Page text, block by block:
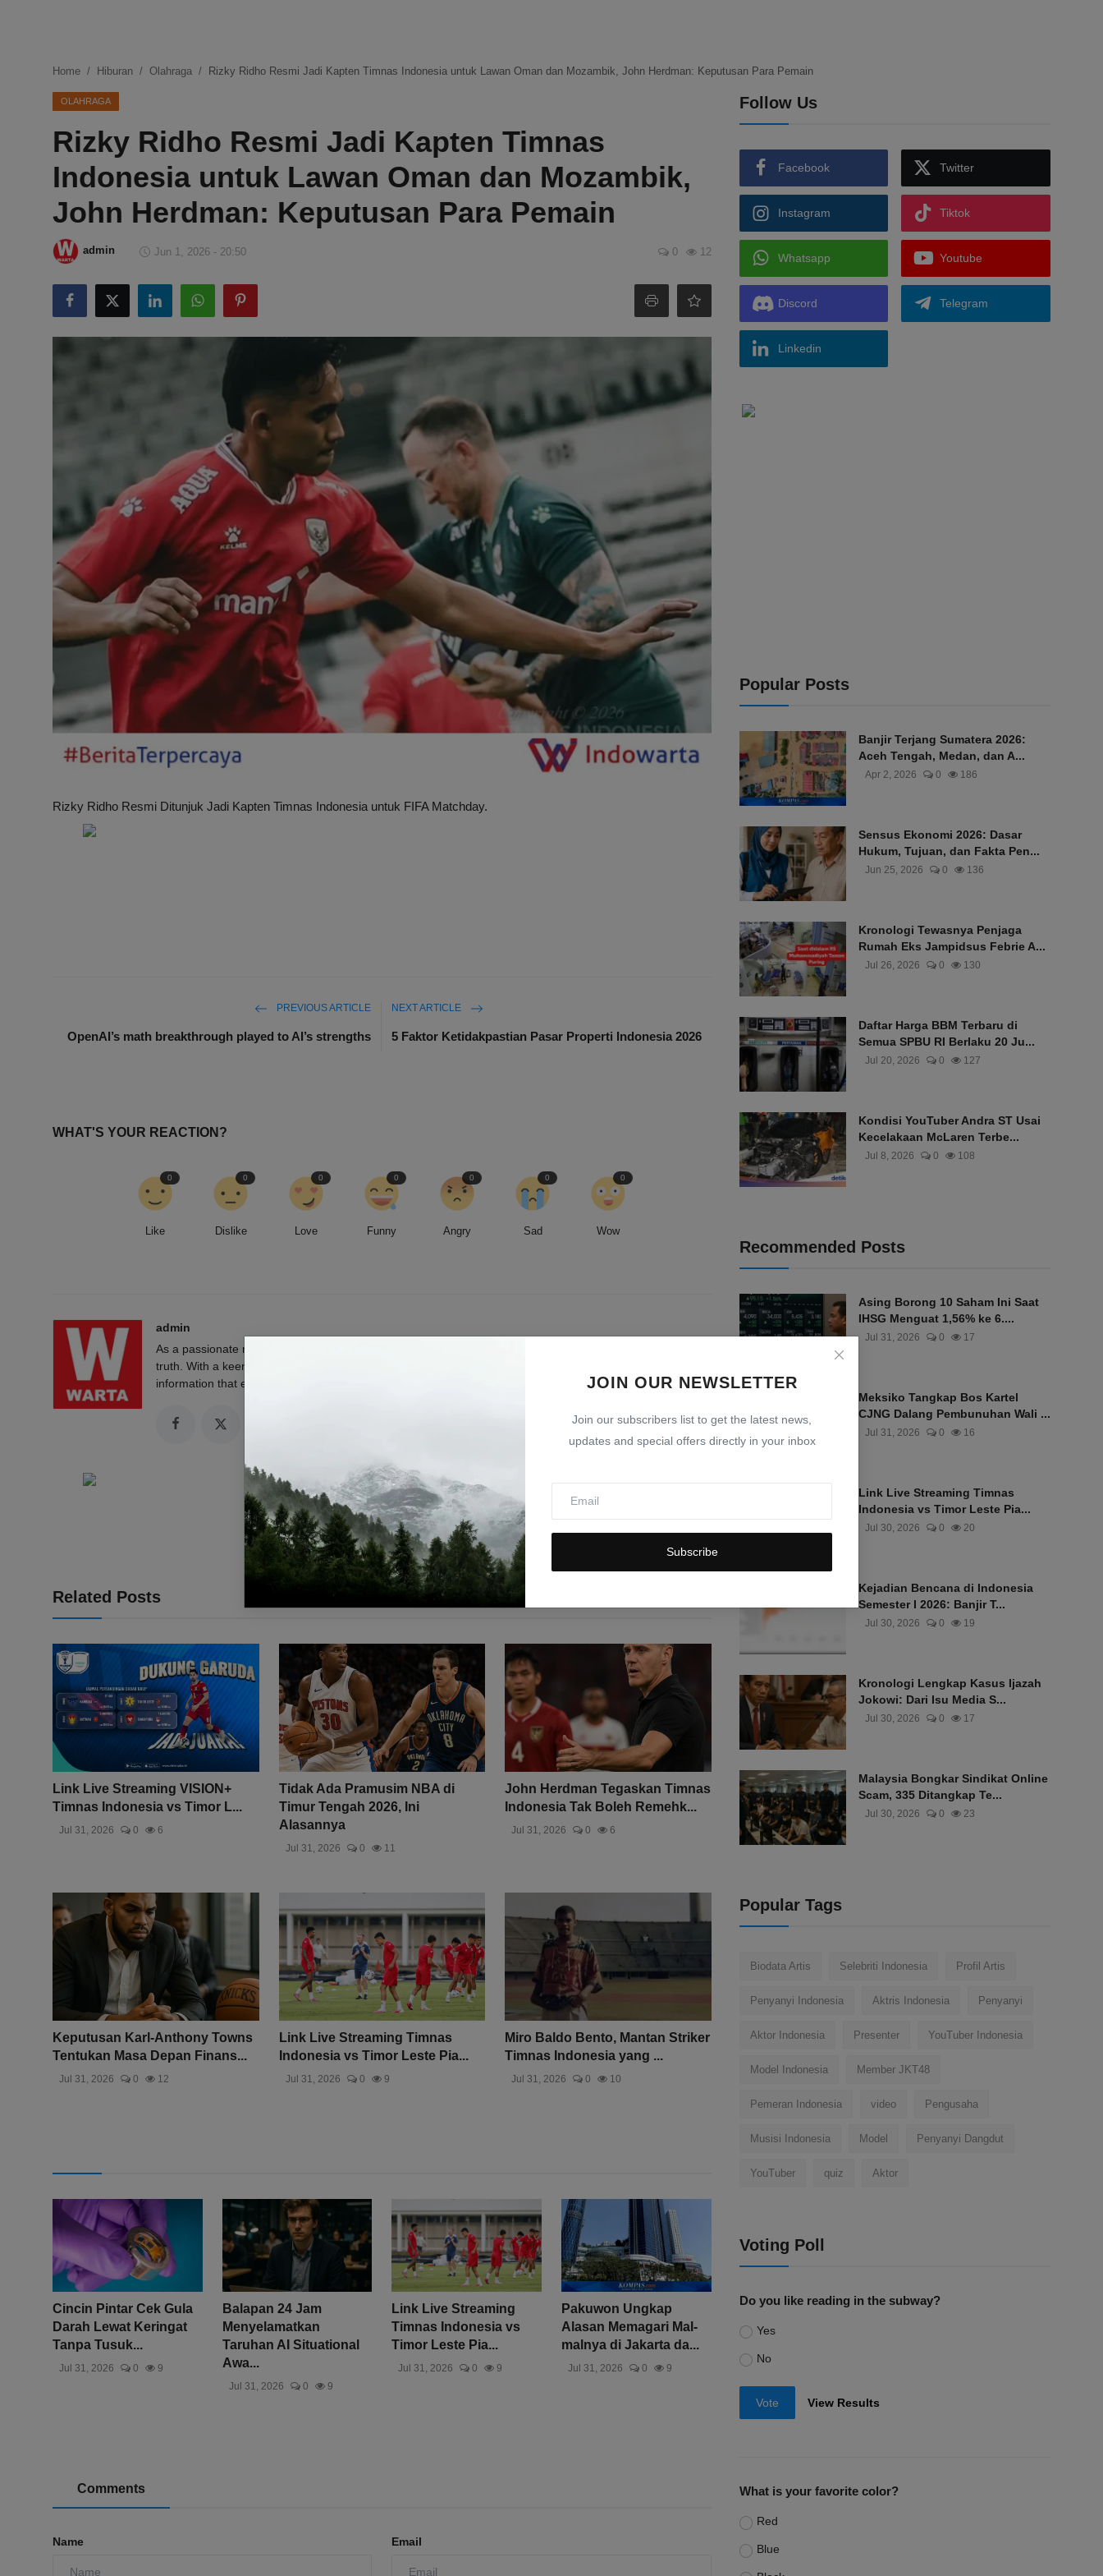
Ekonomi
Internasional
Teknologi
Hiburan
Kesehatan
JOIN OUR NEWSLETTER
Join our subscribers list to get the latest news,
updates and special offers directly in your inbox
Subscribe
Home Hiburan Olahraga Rizky Ridho Resmi Jadi Kapten Timnas Indonesia untuk Lawan Oman dan Mozambik, John Herdman: Keputusan Para Pemain
OLAHRAGA
Rizky Ridho Resmi Jadi Kapten Timnas
Indonesia untuk Lawan Oman dan Mozambik,
John Herdman: Keputusan Para Pemain
admin Jun 1, 2026 - 20:50 0 12
Rizky Ridho Resmi Ditunjuk Jadi Kapten Timnas Indonesia untuk FIFA Matchday.
PREVIOUS ARTICLE
OpenAI’s math breakthrough played to AI’s strengths
NEXT ARTICLE
5 Faktor Ketidakpastian Pasar Properti Indonesia 2026
WHAT'S YOUR REACTION?
Like
0
Dislike
0
Love
0
Funny
0
Angry
0
Sad
0
Wow
0
admin
As a passionate news reporter, I am fueled by an insatiable curiosity and an unwavering commitment to
truth. With a keen eye for detail and a relentless pursuit of stories, I strive to deliver timely and accurate
information that empowers and engages readers.
Related Posts
Link Live Streaming VISION+
Timnas Indonesia vs Timor L...
Jul 31, 2026 0 6
Tidak Ada Pramusim NBA di
Timur Tengah 2026, Ini
Alasannya
Jul 31, 2026 0 11
John Herdman Tegaskan Timnas
Indonesia Tak Boleh Remehk...
Jul 31, 2026 0 6
Keputusan Karl-Anthony Towns
Tentukan Masa Depan Finans...
Jul 31, 2026 0 12
Link Live Streaming Timnas
Indonesia vs Timor Leste Pia...
Jul 31, 2026 0 9
Miro Baldo Bento, Mantan Striker
Timnas Indonesia yang ...
Jul 31, 2026 0 10
Cincin Pintar Cek Gula
Darah Lewat Keringat
Tanpa Tusuk...
Jul 31, 2026 0 9
Balapan 24 Jam
Menyelamatkan
Taruhan AI Situational
Awa...
Jul 31, 2026 0 9
Link Live Streaming
Timnas Indonesia vs
Timor Leste Pia...
Jul 31, 2026 0 9
Pakuwon Ungkap
Alasan Memagari Mal-
malnya di Jakarta da...
Jul 31, 2026 0 9
Comments
Name Email
Follow Us
Facebook Twitter
Instagram Tiktok
Whatsapp Youtube
Discord Telegram
Linkedin
Popular Posts
Banjir Terjang Sumatera 2026:
Aceh Tengah, Medan, dan A...
Apr 2, 2026 0 186
Sensus Ekonomi 2026: Dasar
Hukum, Tujuan, dan Fakta Pen...
Jun 25, 2026 0 136
Kronologi Tewasnya Penjaga
Rumah Eks Jampidsus Febrie A...
Jul 26, 2026 0 130
Daftar Harga BBM Terbaru di
Semua SPBU RI Berlaku 20 Ju...
Jul 20, 2026 0 127
Kondisi YouTuber Andra ST Usai
Kecelakaan McLaren Terbe...
Jul 8, 2026 0 108
Recommended Posts
Asing Borong 10 Saham Ini Saat
IHSG Menguat 1,56% ke 6....
Jul 31, 2026 0 17
Meksiko Tangkap Bos Kartel
CJNG Dalang Pembunuhan Wali ...
Jul 31, 2026 0 16
Link Live Streaming Timnas
Indonesia vs Timor Leste Pia...
Jul 30, 2026 0 20
Kejadian Bencana di Indonesia
Semester I 2026: Banjir T...
Jul 30, 2026 0 19
Kronologi Lengkap Kasus Ijazah
Jokowi: Dari Isu Media S...
Jul 30, 2026 0 17
Malaysia Bongkar Sindikat Online
Scam, 335 Ditangkap Te...
Jul 30, 2026 0 23
Popular Tags
Biodata Artis Selebriti Indonesia Profil Artis
Penyanyi Indonesia Aktris Indonesia Penyanyi
Aktor Indonesia Presenter YouTuber Indonesia
Model Indonesia Member JKT48
Pemeran Indonesia video Pengusaha
Musisi Indonesia Model Penyanyi Dangdut
YouTuber quiz Aktor
Voting Poll
Do you like reading in the subway?
Yes
No
Vote View Results
What is your favorite color?
Red
Blue